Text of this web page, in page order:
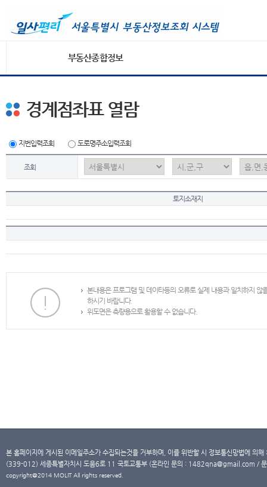
부동산종합정보
경계점좌표 열람
지번입력조회 도로명주소입력조회
조회
토지소재지
본내용은 프로그램 및 데이타등의 오류로 실제 내용과 일치하지
하시기 바랍니다.
위도면은 측량용으로 활용할 수 없습니다.
본 홈페이지에 게시된 이메일주소가 수집되는것을 거부하며, 이를 위반할 시 정보통신망법에 의
(339-012) 세종특별자치시 도움6로 11 국토교통부 (온라인 문의 : 1482qna@gmail.com /
copyright@2014 MOLIT All rights reserved.